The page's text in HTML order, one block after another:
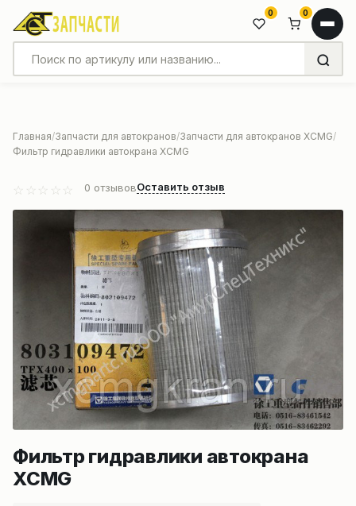
0 0
Главная Запчасти для автокранов Запчасти для автокранов XCMG
Фильтр гидравлики автокрана XCMG
0 отзывовОставить отзыв
Фильтр гидравлики автокрана
XCMG